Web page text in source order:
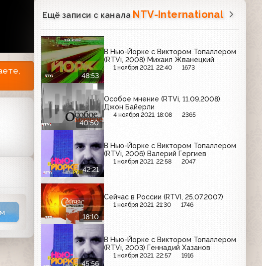
Ещё записи с канала NTV-International
48:53
В Нью-Йорке с Виктором Топаллером
(RTVi, 2008) Михаил Жванецкий
1 ноября 2021, 22:40 1673
40:50
Особое мнение (RTVi, 11.09.2008)
Джон Байерли
4 ноября 2021, 18:08 2365
42:21
В Нью-Йорке с Виктором Топаллером
(RTVi, 2006) Валерий Гергиев
1 ноября 2021, 22:58 2047
18:10
Сейчас в России (RTVI, 25.07.2007)
1 ноября 2021, 21:30 1746
45:56
В Нью-Йорке с Виктором Топаллером
(RTVi, 2003) Геннадий Хазанов
1 ноября 2021, 22:57 1916